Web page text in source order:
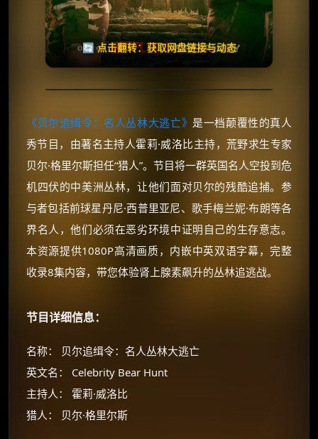
🔄 点击翻转：获取网盘链接与动态
失效请反馈
🧧️
天天领红包
《贝尔追缉令：名人丛林大逃亡》是一档颠覆性的真人
秀节目，由著名主持人霍莉·威洛比主持，荒野求生专家
贝尔·格里尔斯担任“猎人”。节目将一群英国名人空投到危
机四伏的中美洲丛林，让他们面对贝尔的残酷追捕。参
与者包括前球星丹尼·西普里亚尼、歌手梅兰妮·布朗等各
界名人，他们必须在恶劣环境中证明自己的生存意志。
本资源提供1080P高清画质，内嵌中英双语字幕，完整
收录8集内容，带您体验肾上腺素飙升的丛林追逃战。
节目详细信息：
名称： 贝尔追缉令：名人丛林大逃亡
英文名： Celebrity Bear Hunt
主持人： 霍莉·威洛比
猎人： 贝尔·格里尔斯